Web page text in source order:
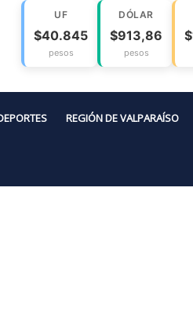
UF
$40.845
pesos
DÓLAR
$913,86
pesos
REGIÓN DE VALPARAÍSO